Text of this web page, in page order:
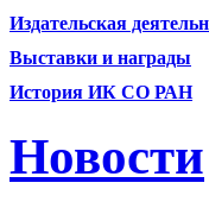
Издательская
Выставки и награды
История ИК СО РАН
Новости